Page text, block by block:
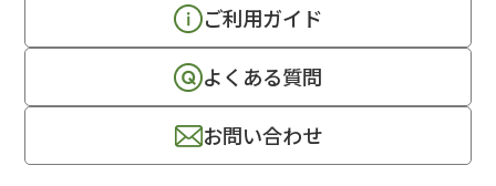
ご利用ガイド
よくある質問
お問い合わせ